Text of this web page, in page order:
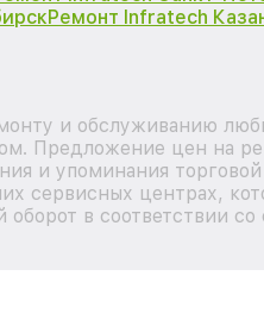
Ремонт Infratech
и обслуживанию
Предложение цен на
и упоминания
сервисных центрах,
в соответствии